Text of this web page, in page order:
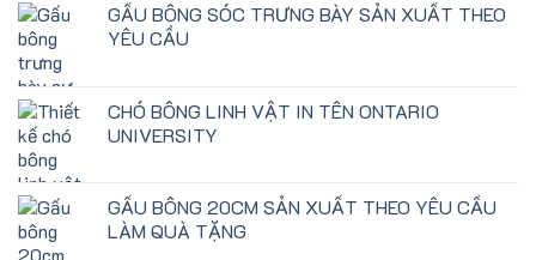
GẤU BÔNG SÓC TRƯNG BÀY SẢN XUẤT THEO
YÊU CẦU
CHÓ BÔNG LINH VẬT IN TÊN ONTARIO
UNIVERSITY
GẤU BÔNG 20CM SẢN XUẤT THEO YÊU CẦU
LÀM QUÀ TẶNG